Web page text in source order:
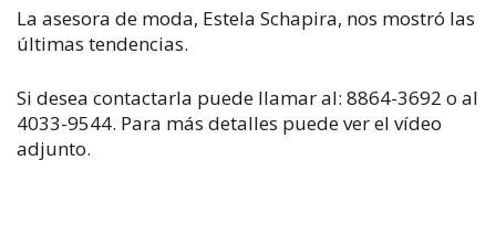
La asesora de moda, Estela Schapira, nos mostró las
últimas tendencias.
Si desea contactarla puede llamar al: 8864-3692 o al
4033-9544. Para más detalles puede ver el vídeo
adjunto.